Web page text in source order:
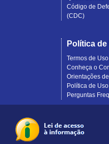
Código de
(CDC)
Política de
Termos de Uso
Conheça o
Orientações
Política de
Perguntas